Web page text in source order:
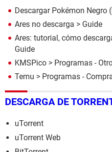
Descargar Pokémon Negro
Ares no descarga > Guide
Ares: tutorial, cómo
Guide
KMSPico > Programas -
Temu > Programas -
DESCARGA DE
uTorrent
uTorrent Web